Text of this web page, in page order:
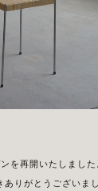
を再開いたしました
りがとうございまし